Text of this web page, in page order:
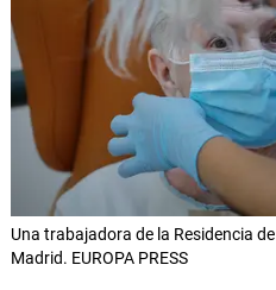
Una trabajadora de la Residencia
Madrid. EUROPA PRESS